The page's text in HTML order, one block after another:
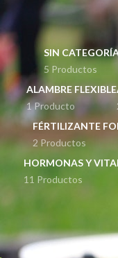
SIN
5 Productos
ALAMBRE FLEXIBLE
1 Producto
FÉRTILIZANTE
2 Productos
HORMONAS Y
11 Productos
FILTER BY PRICE